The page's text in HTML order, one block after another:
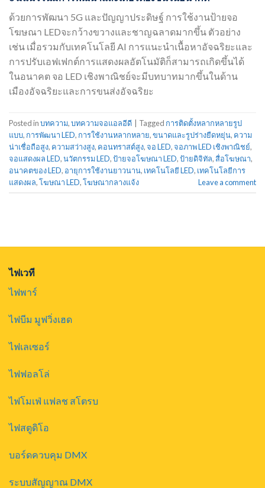
ด้วยการพัฒนา 5G และปัญญาประดิษฐ์ การใช้งานป้ายจอ
โฆษณา LEDจะกว้างขวางและชาญฉลาดมากขึ้น ตัวอย่าง
เช่น เมื่อรวมกับเทคโนโลยี AI การแนะนำเนื้อหาอัจฉริยะและ
การปรับเอฟเฟกต์การแสดงผลอัตโนมัติก็สามารถเกิดขึ้นได้
ในอนาคต จอ LED เชิงพาณิชย์จะมีบทบาทมากขึ้นในด้าน
เมืองอัจฉริยะและการขนส่งอัจฉริยะ
Posted inบทความ,บทความจอแอลอีดี Tagged การติดตั้งหลากหลายรูป
แบบ, การพัฒนา LED, การใช้งานหลากหลาย,ขนาดและรูปร่างยืดหยุ่น, ความ
น่าเชื่อถือสูง, ความสว่างสูง, คอนทราสต์สูง,จอ LED,จอภาพ LED เชิงพาณิชย์,
จอแสดงผล LED,นวัตกรรม LED,ป้ายจอโฆษณา LED,ป้ายดิจิทัล,สื่อโฆษณา,
อนาคตของ LED, อายุการใช้งานยาวนาน, เทคโนโลยี LED, เทคโนโลยีการ
แสดงผล,โฆษณา LED,โฆษณากลางแจ้ง Leave a comment
ไฟเวที
ไฟพาร์
ไฟบีม มูฟวิ่งเฮด
ไฟเลเซอร์
ไฟฟอลโล่
ไฟโมเฟ่ แฟลช สโตรบ
ไฟสตูดิโอ
บอร์ดควบคุม DMX
ระบบสัญญาณ DMX